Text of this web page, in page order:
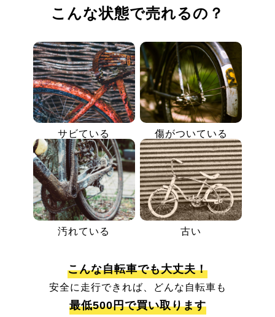
こんな状態で売れるの？
サビている 傷がついている
汚れている 古い
こんな自転車でも大丈夫！
安全に走行できれば、どんな自転車も
最低500円で買い取ります